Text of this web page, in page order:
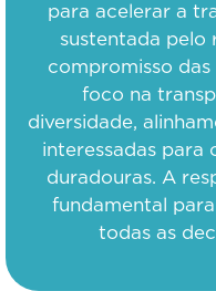
para acelerar a
sustentada pelo
compromisso das
foco na
diversidade,
interessadas para
duradouras. A
fundamental
todas as